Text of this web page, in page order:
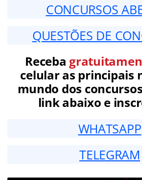
CONCURSOS
QUESTÕES DE
Receba
celular as principais
mundo dos
link abaixo e
WHATSAPP
TELEGRAM